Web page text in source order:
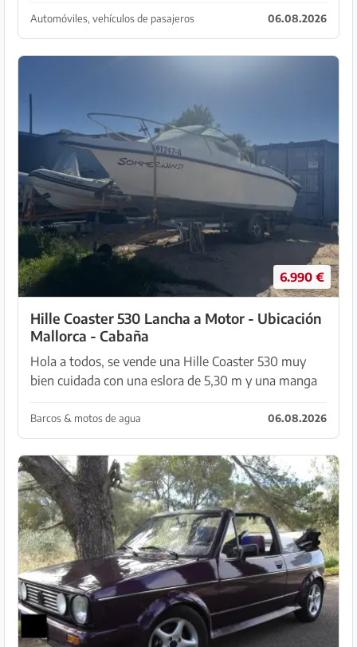
de ocasión Vehículos revisados en nuestro ...
Automóviles, vehículos de pasajeros 06.08.2026
6.990 €
Hille Coaster 530 Lancha a Motor - Ubicación
Mallorca - Cabaña
Hola a todos, se vende una Hille Coaster 530 muy
bien cuidada con una eslora de 5,30 m y una manga
embarcación es fácilmente transportable en remolq...
Barcos & motos de agua 06.08.2026